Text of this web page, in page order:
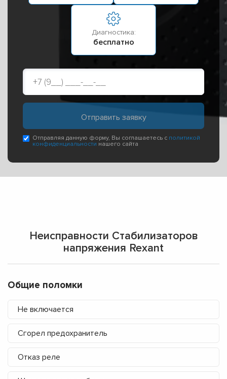
Диагностика:
бесплатно
Отправляя данную форму, Вы соглашаетесь с политикой
конфиденциальности нашего сайта
Неисправности Стабилизаторов
напряжения Rexant
Общие поломки
Не включается
Сгорел предохранитель
Отказ реле